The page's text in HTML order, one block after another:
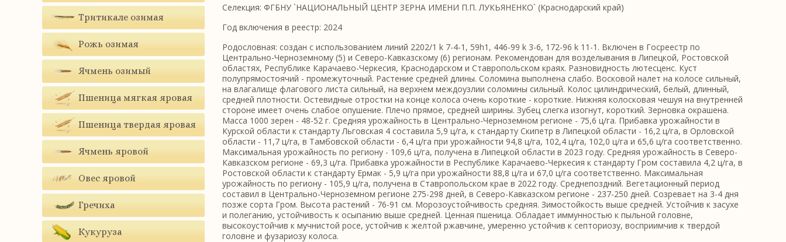
Тритикале озимая
Рожь озимая
Ячмень озимый
Пшеница мягкая яровая
Пшеница твердая яровая
Ячмень яровой
Овес яровой
Гречиха
Кукуруза
Селекция: ФГБНУ `НАЦИОНАЛЬНЫЙ ЦЕНТР ЗЕРНА ИМЕНИ П.П. ЛУКЬЯНЕНКО` (Краснодарский край)
Год включения в реестр: 2024
Родословная: создан с использованием линий 2202/1 k 7-4-1, 59h1, 446-99 k 3-6, 172-96 k 11-1. Включeн в Госреестр по
Центрально-Черноземному (5) и Северо-Кавказскому (6) регионам. Рекомендован для возделывания в Липецкой, Ростовской
областях, Республике Карачаево-Черкесия, Краснодарском и Ставропольском краях. Разновидность лютесценс. Куст
полупрямостоячий - промежуточный. Растение средней длины. Соломина выполнена слабо. Восковой налет на колосе сильный,
на влагалище флагового листа сильный, на верхнем междоузлии соломины сильный. Колос цилиндрический, белый, длинный,
средней плотности. Остевидные отростки на конце колоса очень короткие - короткие. Нижняя колосковая чешуя на внутренней
стороне имеет очень слабое опушение. Плечо прямое, средней ширины. Зубец слегка изогнут, короткий. Зерновка окрашена.
Масса 1000 зерен - 48-52 г. Средняя урожайность в Центрально-Черноземном регионе - 75,6 ц/га. Прибавка урожайности в
Курской области к стандарту Льговская 4 составила 5,9 ц/га, к стандарту Скипетр в Липецкой области - 16,2 ц/га, в Орловской
области - 11,7 ц/га, в Тамбовской области - 6,4 ц/га при урожайности 94,8 ц/га, 102,4 ц/га, 102,0 ц/га и 65,6 ц/га соответственно.
Максимальная урожайность по региону - 109,6 ц/га, получена в Липецкой области в 2023 году. Средняя урожайность в Северо-
Кавказском регионе - 69,3 ц/га. Прибавка урожайности в Республике Карачаево-Черкесия к стандарту Гром составила 4,2 ц/га, в
Ростовской области к стандарту Ермак - 5,9 ц/га при урожайности 88,8 ц/га и 67,0 ц/га соответственно. Максимальная
урожайность по региону - 105,9 ц/га, получена в Ставропольском крае в 2022 году. Среднепоздний. Вегетационный период
составил в Центрально-Черноземном регионе 275-298 дней, в Северо-Кавказском регионе - 237-250 дней. Созревает на 3-4 дня
позже сорта Гром. Высота растений - 76-91 см. Морозоустойчивость средняя. Зимостойкость выше средней. Устойчив к засухе
и полеганию, устойчивость к осыпанию выше средней. Ценная пшеница. Обладает иммунностью к пыльной головне,
высокоустойчив к мучнистой росе, устойчив к желтой ржавчине, умеренно устойчив к септориозу, восприимчив к твердой
головне и фузариозу колоса.